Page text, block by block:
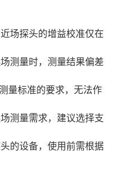
场探头的增益校准仅在
测量时，测量结果偏差
量标准的要求，无法作
测量需求，建议选择支
的设备，使用前需根据